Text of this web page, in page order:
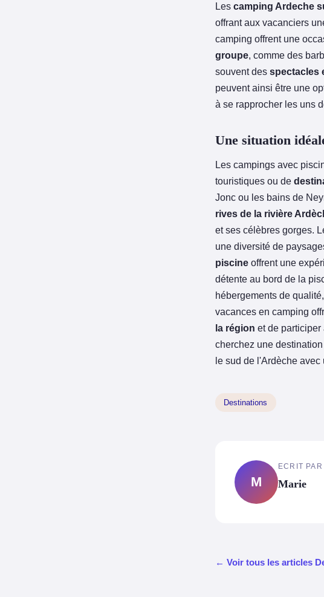
Les camping Ardeche
offrant aux vacanciers
camping offrent une
groupe, comme des
souvent des spectacles
peuvent ainsi être une
à se rapprocher les uns
Une situation
Les campings avec
touristiques ou de
Jonc ou les bains de
rives de la rivière
et ses célèbres gorges.
une diversité de
piscine offrent une
détente au bord de la
hébergements de
vacances en camping
la région et de participer
cherchez une
le sud de l'Ardèche avec
Destinations
M
ECRIT PAR
Marie
← Voir tous les articles